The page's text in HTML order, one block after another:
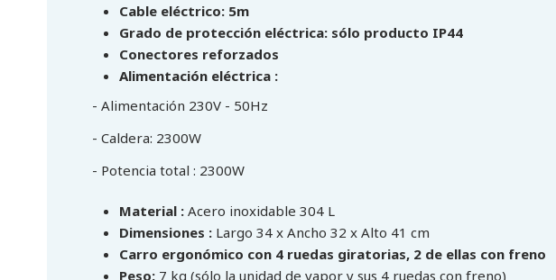
Cable eléctrico: 5m
Grado de protección eléctrica: sólo producto IP44
Conectores reforzados
Alimentación eléctrica :
- Alimentación 230V - 50Hz
- Caldera: 2300W
- Potencia total : 2300W
Material : Acero inoxidable 304 L
Dimensiones : Largo 34 x Ancho 32 x Alto 41 cm
Carro ergonómico con 4 ruedas giratorias, 2 de ellas con freno
Peso: 7 kg (sólo la unidad de vapor y sus 4 ruedas con freno)